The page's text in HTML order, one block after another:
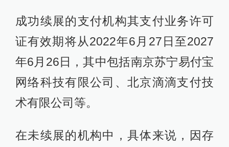
成功续展的支付机构其支付业务许可
证有效期将从2022年6月27日至2027
年6月26日，其中包括南京苏宁易付宝
网络科技有限公司、北京滴滴支付技
术有限公司等。
在未续展的机构中，具体来说，因存